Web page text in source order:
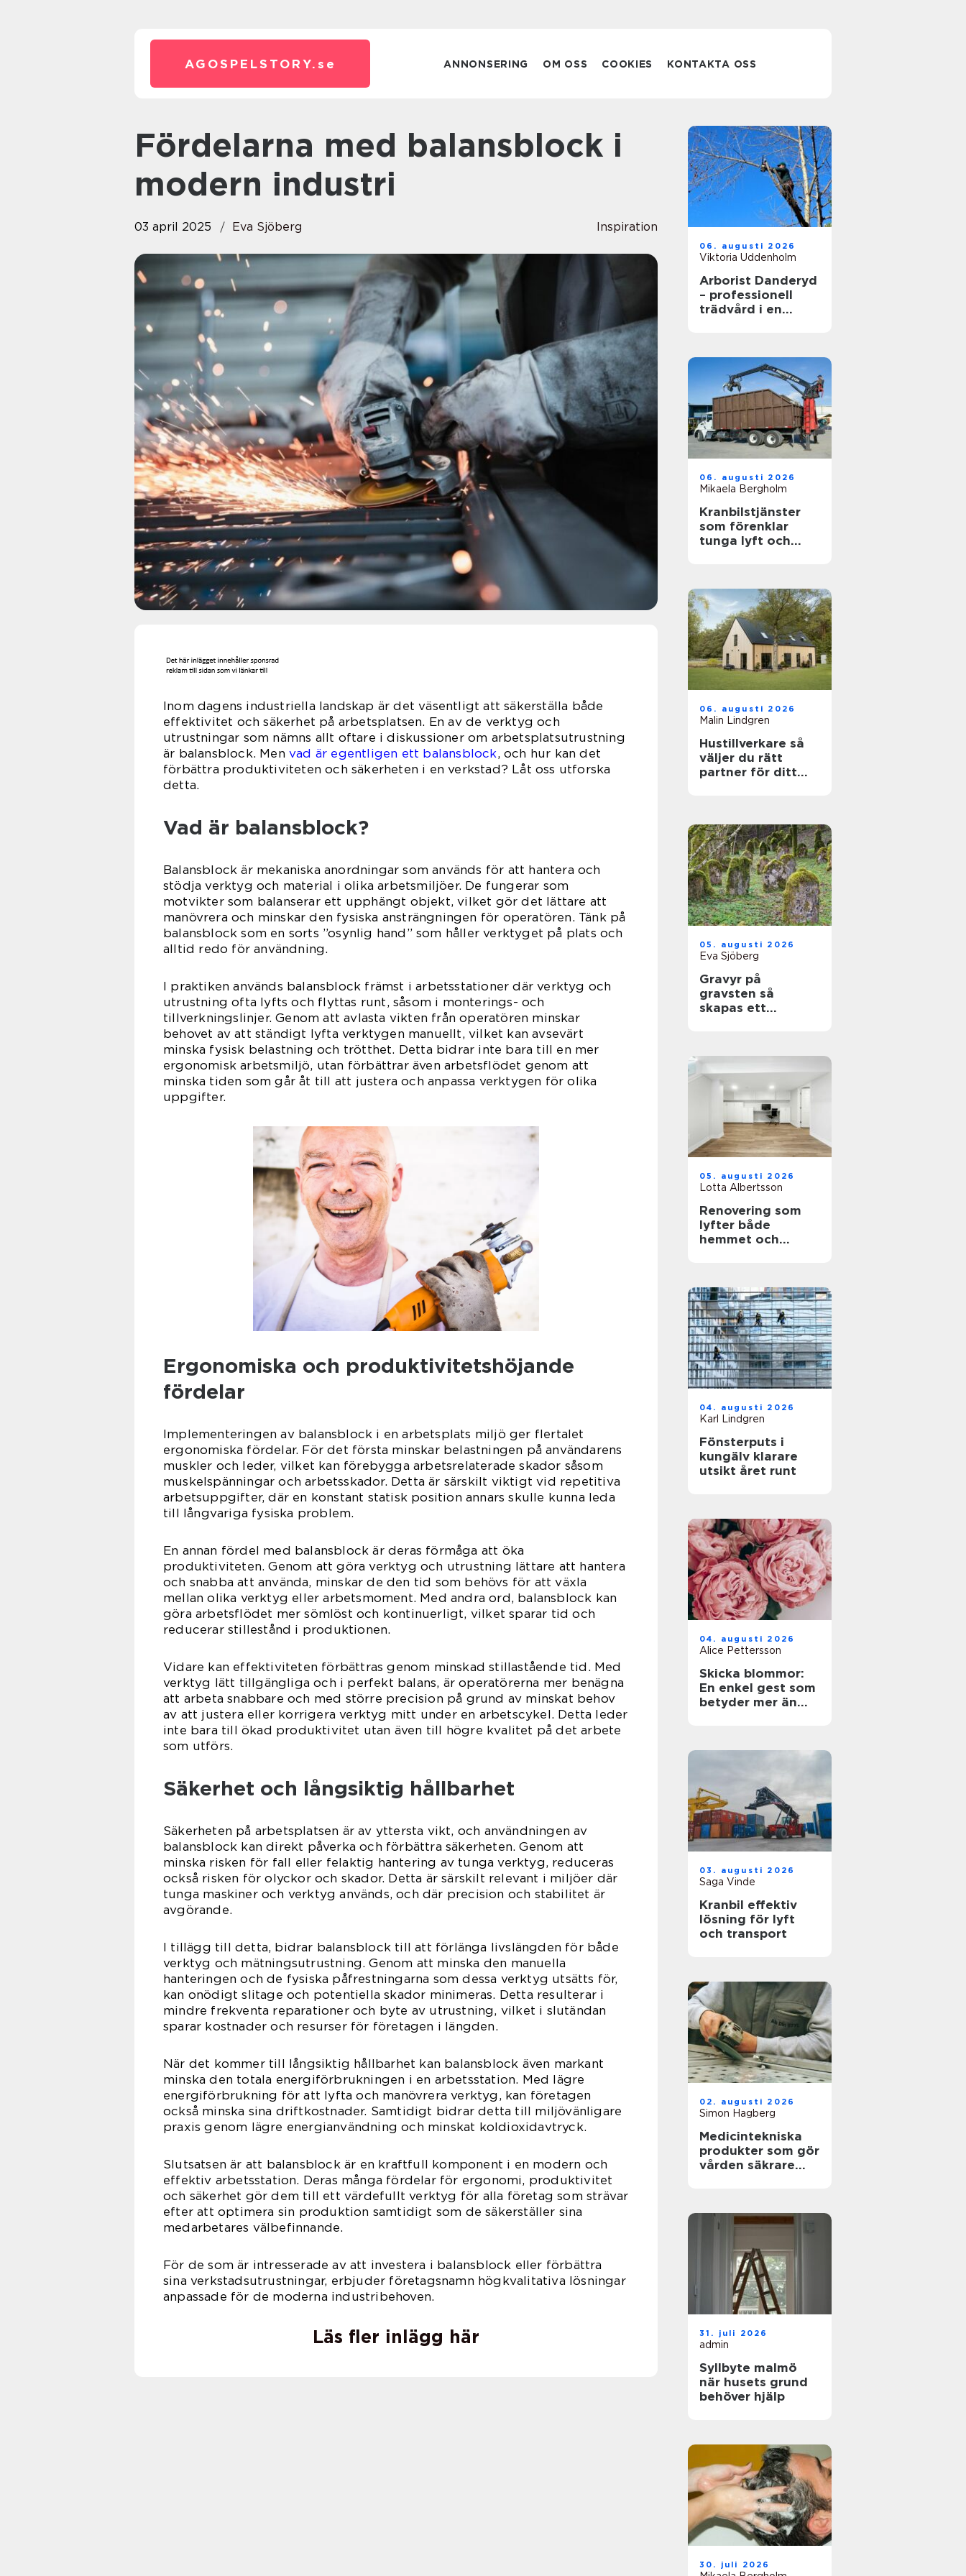
AGOSPELSTORY. se ANNONSERING OM OSS COOKIES KONTAKTA OSS
Fördelarna med balansblock i
modern industri
03 april 2025 Eva Sjöberg Inspiration
Inom dagens industriella landskap är det väsentligt att säkerställa både
effektivitet och säkerhet på arbetsplatsen. En av de verktyg och
utrustningar som nämns allt oftare i diskussioner om arbetsplatsutrustning
är balansblock. Men vad är egentligen ett balansblock, och hur kan det
förbättra produktiviteten och säkerheten i en verkstad? Låt oss utforska
detta.
Vad är balansblock?
Balansblock är mekaniska anordningar som används för att hantera och
stödja verktyg och material i olika arbetsmiljöer. De fungerar som
motvikter som balanserar ett upphängt objekt, vilket gör det lättare att
manövrera och minskar den fysiska ansträngningen för operatören. Tänk på
balansblock som en sorts ”osynlig hand” som håller verktyget på plats och
alltid redo för användning.
I praktiken används balansblock främst i arbetsstationer där verktyg och
utrustning ofta lyfts och flyttas runt, såsom i monterings- och
tillverkningslinjer. Genom att avlasta vikten från operatören minskar
behovet av att ständigt lyfta verktygen manuellt, vilket kan avsevärt
minska fysisk belastning och trötthet. Detta bidrar inte bara till en mer
ergonomisk arbetsmiljö, utan förbättrar även arbetsflödet genom att
minska tiden som går åt till att justera och anpassa verktygen för olika
uppgifter.
Ergonomiska och produktivitetshöjande
fördelar
Implementeringen av balansblock i en arbetsplats miljö ger flertalet
ergonomiska fördelar. För det första minskar belastningen på användarens
muskler och leder, vilket kan förebygga arbetsrelaterade skador såsom
muskelspänningar och arbetsskador. Detta är särskilt viktigt vid repetitiva
arbetsuppgifter, där en konstant statisk position annars skulle kunna leda
till långvariga fysiska problem.
En annan fördel med balansblock är deras förmåga att öka
produktiviteten. Genom att göra verktyg och utrustning lättare att hantera
och snabba att använda, minskar de den tid som behövs för att växla
mellan olika verktyg eller arbetsmoment. Med andra ord, balansblock kan
göra arbetsflödet mer sömlöst och kontinuerligt, vilket sparar tid och
reducerar stillestånd i produktionen.
Vidare kan effektiviteten förbättras genom minskad stillastående tid. Med
verktyg lätt tillgängliga och i perfekt balans, är operatörerna mer benägna
att arbeta snabbare och med större precision på grund av minskat behov
av att justera eller korrigera verktyg mitt under en arbetscykel. Detta leder
inte bara till ökad produktivitet utan även till högre kvalitet på det arbete
som utförs.
Säkerhet och långsiktig hållbarhet
Säkerheten på arbetsplatsen är av yttersta vikt, och användningen av
balansblock kan direkt påverka och förbättra säkerheten. Genom att
minska risken för fall eller felaktig hantering av tunga verktyg, reduceras
också risken för olyckor och skador. Detta är särskilt relevant i miljöer där
tunga maskiner och verktyg används, och där precision och stabilitet är
avgörande.
I tillägg till detta, bidrar balansblock till att förlänga livslängden för både
verktyg och mätningsutrustning. Genom att minska den manuella
hanteringen och de fysiska påfrestningarna som dessa verktyg utsätts för,
kan onödigt slitage och potentiella skador minimeras. Detta resulterar i
mindre frekventa reparationer och byte av utrustning, vilket i slutändan
sparar kostnader och resurser för företagen i längden.
När det kommer till långsiktig hållbarhet kan balansblock även markant
minska den totala energiförbrukningen i en arbetsstation. Med lägre
energiförbrukning för att lyfta och manövrera verktyg, kan företagen
också minska sina driftkostnader. Samtidigt bidrar detta till miljövänligare
praxis genom lägre energianvändning och minskat koldioxidavtryck.
Slutsatsen är att balansblock är en kraftfull komponent i en modern och
effektiv arbetsstation. Deras många fördelar för ergonomi, produktivitet
och säkerhet gör dem till ett värdefullt verktyg för alla företag som strävar
efter att optimera sin produktion samtidigt som de säkerställer sina
medarbetares välbefinnande.
För de som är intresserade av att investera i balansblock eller förbättra
sina verkstadsutrustningar, erbjuder företagsnamn högkvalitativa lösningar
anpassade för de moderna industribehoven.
Läs fler inlägg här
06. augusti 2026
Viktoria Uddenholm
Arborist Danderyd
– professionell
trädvård i en
06. augusti 2026
Mikaela Bergholm
Kranbilstjänster
som förenklar
tunga lyft och
06. augusti 2026
Malin Lindgren
Hustillverkare så
väljer du rätt
partner för ditt
05. augusti 2026
Eva Sjöberg
Gravyr på
gravsten så
skapas ett
05. augusti 2026
Lotta Albertsson
Renovering som
lyfter både
hemmet och
04. augusti 2026
Karl Lindgren
Fönsterputs i
kungälv klarare
utsikt året runt
04. augusti 2026
Alice Pettersson
Skicka blommor:
En enkel gest som
betyder mer än
03. augusti 2026
Saga Vinde
Kranbil effektiv
lösning för lyft
och transport
02. augusti 2026
Simon Hagberg
Medicintekniska
produkter som gör
vården säkrare
31. juli 2026
admin
Syllbyte malmö
när husets grund
behöver hjälp
30. juli 2026